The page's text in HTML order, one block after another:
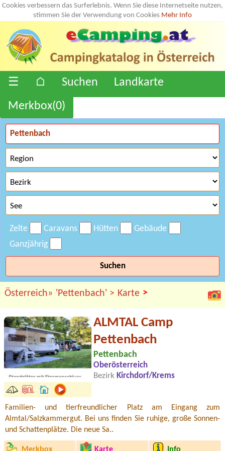
Cookies verbessern das Surferlebnis. Wenn Sie diese Internetseite nutzen,
stimmen Sie der Verwendung von Cookies Mehr Info
☰ ⌂ Suchen
Landkarte
Merkbox(0)
Zelte Caravans Hütten
Gebäude
Ganzjährig
Suchen
Österreich» 'Pettenbach' > Karte >
ALMTAL Camp
Pettenbach
Pettenbach
Oberösterreich
Bezirk Kirchdorf/Krems
Familien- und tierfreundlicher Platz am Eingang zum
Almtal/Salzkammergut. Bei uns finden Sie ruhige, große Sonnen-
und Schattenplätze. Die neue Sa..